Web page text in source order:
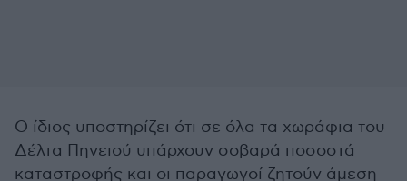
Ο ίδιος υποστηρίζει ότι σε όλα τα χωράφια του
Δέλτα Πηνειού υπάρχουν σοβαρά ποσοστά
καταστροφής και οι παραγωγοί ζητούν άμεση